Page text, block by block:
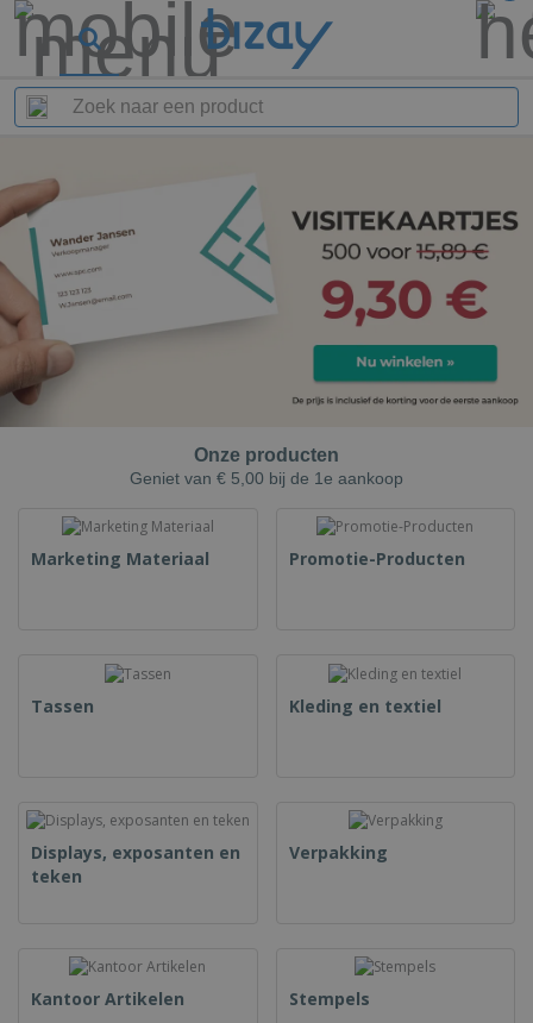
Onze producten
Geniet van € 5,00 bij de 1e aankoop
Marketing Materiaal Promotie-Producten
Tassen Kleding en textiel
Displays, exposanten en
teken
Verpakking
Kantoor Artikelen Stempels